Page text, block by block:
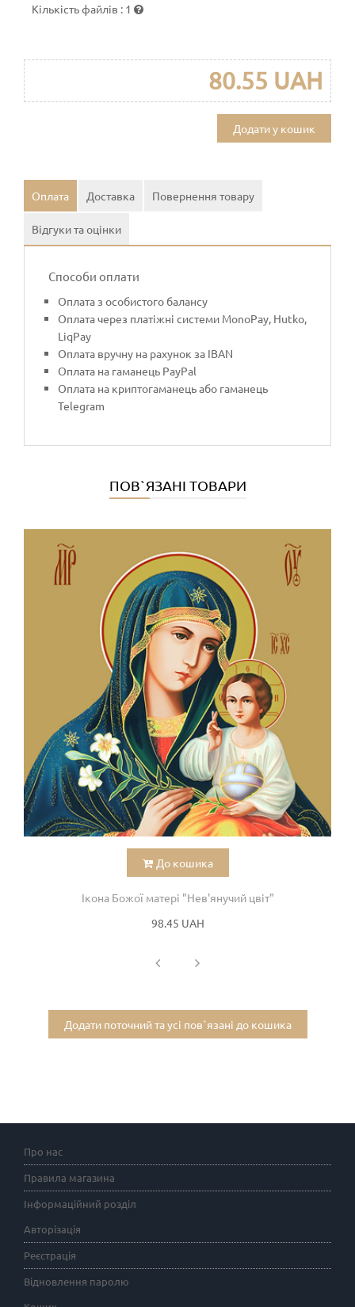
Кількість файлів : 1
80.55 UAH
Додати у кошик
Оплата Доставка Повернення товару
Відгуки та оцінки
Способи оплати
Оплата з особистого балансу
Оплата через платіжні системи MonoPay, Hutko,
LiqPay
Оплата вручну на рахунок за IBAN
Оплата на гаманець PayPal
Оплата на криптогаманець або гаманець
Telegram
ПОВ`ЯЗАНІ ТОВАРИ
До кошика
Ікона Божої матері "Нев'янучий цвіт"
98.45 UAH
Додати поточний та усі пов`язані до кошика
Про нас
Правила магазина
Інформаційний розділ
Авторізація
Реєстрація
Відновлення паролю